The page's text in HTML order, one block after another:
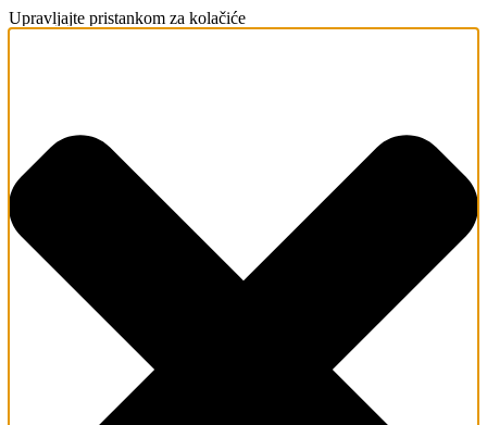
Upravljajte pristankom za kolačiće